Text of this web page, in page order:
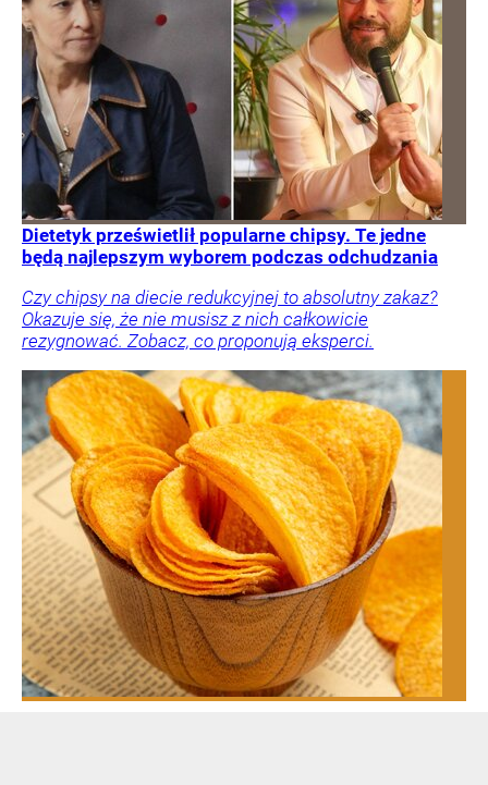
Dietetyk prześwietlił popularne chipsy. Te jedne
będą najlepszym wyborem podczas odchudzania
Czy chipsy na diecie redukcyjnej to absolutny zakaz?
Okazuje się, że nie musisz z nich całkowicie
rezygnować. Zobacz, co proponują eksperci.